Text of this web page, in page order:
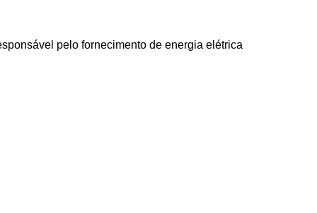
pelo fornecimento de energia elétrica